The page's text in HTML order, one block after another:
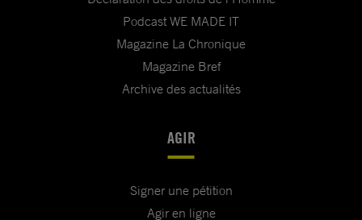
Podcast WE MADE IT
Magazine La Chronique
Magazine Bref
Archive des actualités
AGIR
Signer une pétition
Agir en ligne